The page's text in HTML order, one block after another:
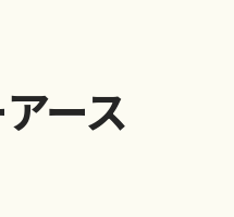
ース